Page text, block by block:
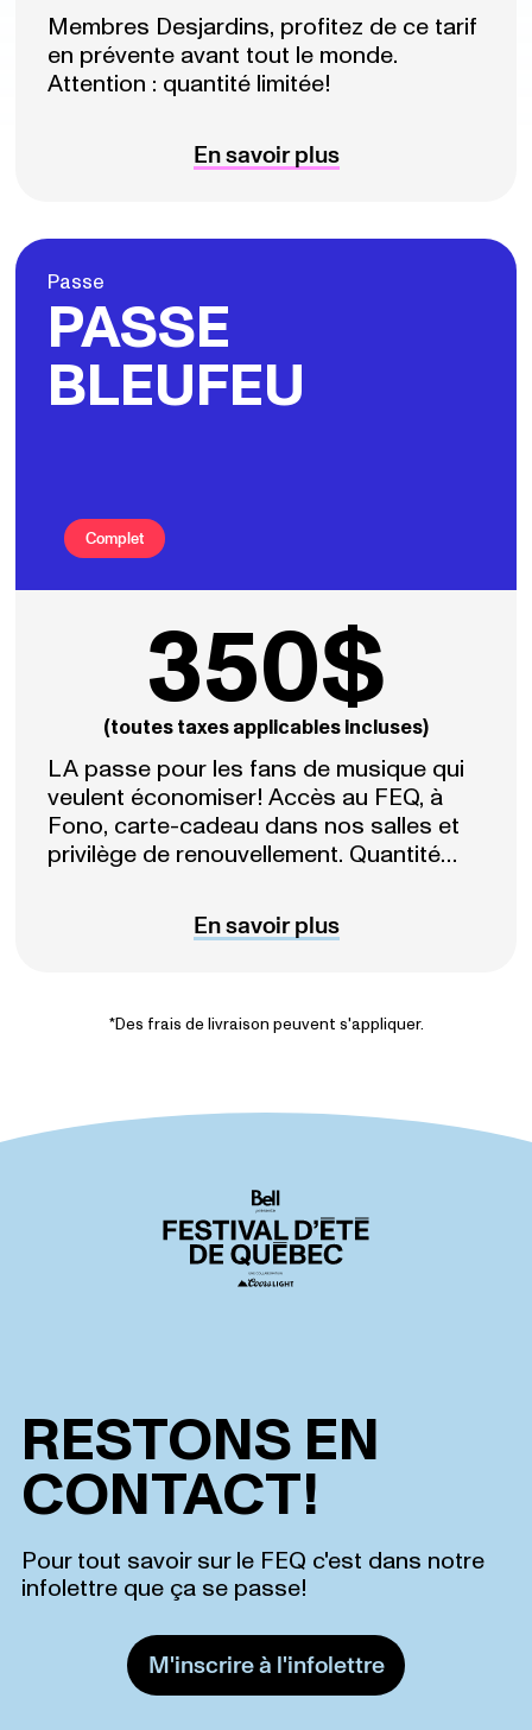
Membres Desjardins, profitez de ce tarif
en prévente avant tout le monde.
Attention : quantité limitée!
En savoir plus
Passe
PASSE
BLEUFEU
Complet
350$
(toutes taxes applicables incluses)
LA passe pour les fans de musique qui
veulent économiser! Accès au FEQ, à
Fono, carte-cadeau dans nos salles et
privilège de renouvellement. Quantité
En savoir plus
*Des frais de livraison peuvent s'appliquer.
RESTONS EN
CONTACT!
Pour tout savoir sur le FEQ c'est dans notre
infolettre que ça se passe!
M'inscrire à l'infolettre